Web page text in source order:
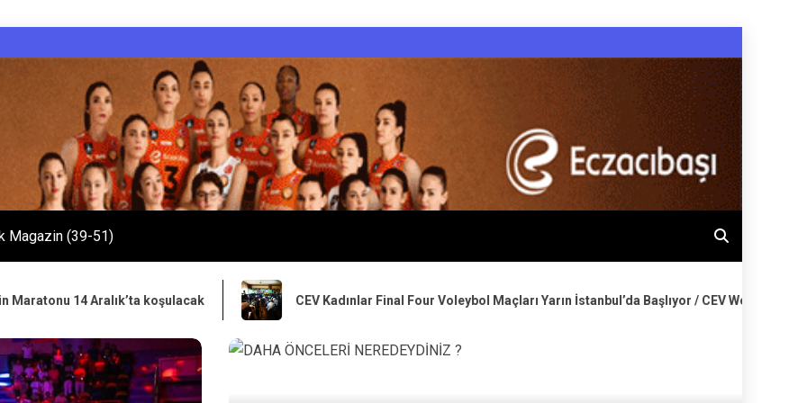
Magazin (39-51)
koşulacak CEV Kadınlar Final Four Voleybol Maçları Yarın İstanbul’da Başlıyor / CEV Women’s Final Four